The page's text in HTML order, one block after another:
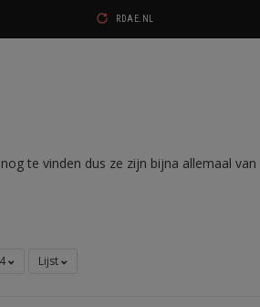
RDAE.NL
te vinden dus ze zijn bijna allemaal van
Lijst